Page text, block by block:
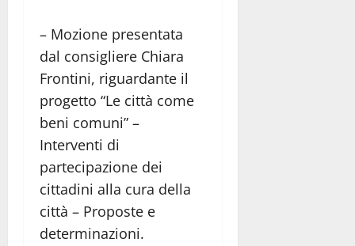
– Mozione presentata
dal consigliere Chiara
Frontini, riguardante il
progetto “Le città come
beni comuni” –
Interventi di
partecipazione dei
cittadini alla cura della
città – Proposte e
determinazioni.